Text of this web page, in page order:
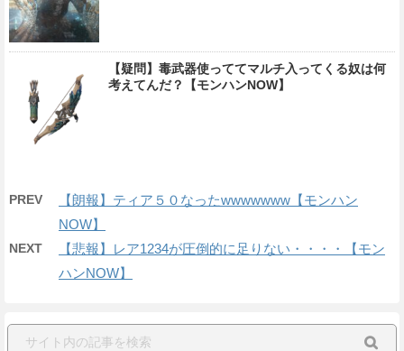
【疑問】毒武器使っててマルチ入ってくる奴は何
考えてんだ？【モンハンNOW】
PREV
【朗報】ティア５０なったwwwwwww【モンハン
NOW】
NEXT
【悲報】レア1234が圧倒的に足りない・・・・【モン
ハンNOW】